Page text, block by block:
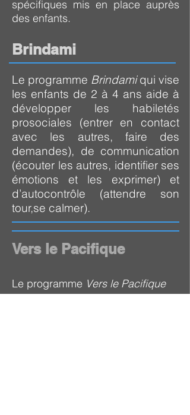
spécifiques mis en place auprès
des enfants.
Brindami
Le programme Brindamiqui vise
les enfants de 2 à 4 ans aide à
développer les habiletés
prosociales (entrer en contact
avec les autres, faire des
demandes), de communication
(écouter les autres, identifier ses
émotions et les exprimer) et
d’autocontrôle (attendre son
tour,se calmer).
Vers le Pacifique
Le programme Vers le Pacifique